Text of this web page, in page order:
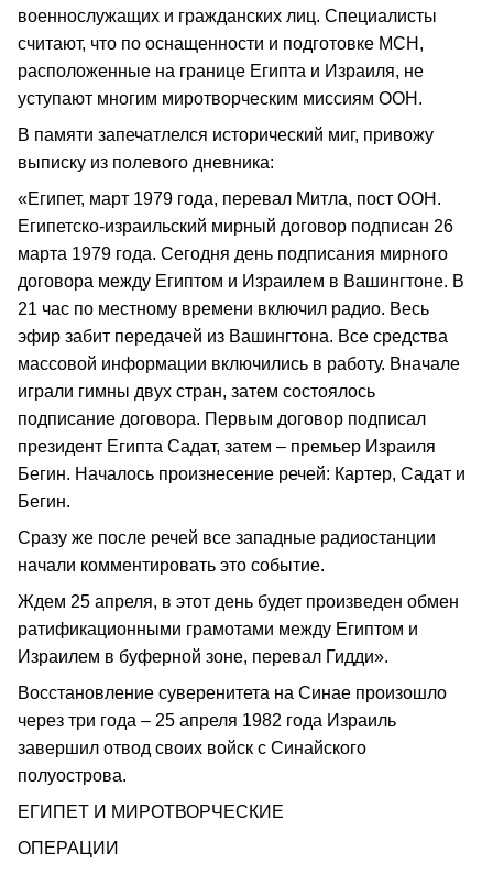
военнослужащих и гражданских лиц. Специалисты
считают, что по оснащенности и подготовке МСН,
расположенные на границе Египта и Израиля, не
уступают многим миротворческим миссиям ООН.
В памяти запечатлелся исторический миг, привожу
выписку из полевого дневника:
«Египет, март 1979 года, перевал Митла, пост ООН.
Египетско-израильский мирный договор подписан 26
марта 1979 года. Сегодня день подписания мирного
договора между Египтом и Израилем в Вашингтоне. В
21 час по местному времени включил радио. Весь
эфир забит передачей из Вашингтона. Все средства
массовой информации включились в работу. Вначале
играли гимны двух стран, затем состоялось
подписание договора. Первым договор подписал
президент Египта Садат, затем – премьер Израиля
Бегин. Началось произнесение речей: Картер, Садат и
Бегин.
Сразу же после речей все западные радиостанции
начали комментировать это событие.
Ждем 25 апреля, в этот день будет произведен обмен
ратификационными грамотами между Египтом и
Израилем в буферной зоне, перевал Гидди».
Восстановление суверенитета на Синае произошло
через три года – 25 апреля 1982 года Израиль
завершил отвод своих войск с Синайского
полуострова.
ЕГИПЕТ И МИРОТВОРЧЕСКИЕ
ОПЕРАЦИИ